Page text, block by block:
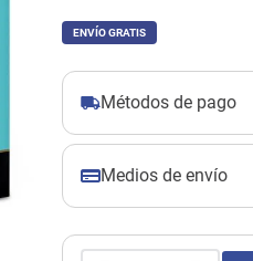
ENVÍO GRATIS
Métodos de pago
Medios de envío